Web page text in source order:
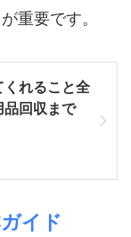
重要です。
れること全
品回収まで
イド